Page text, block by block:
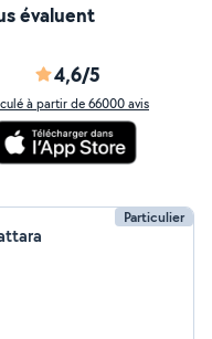
évaluent
4,6/5
à partir de 66000 avis
Particulier